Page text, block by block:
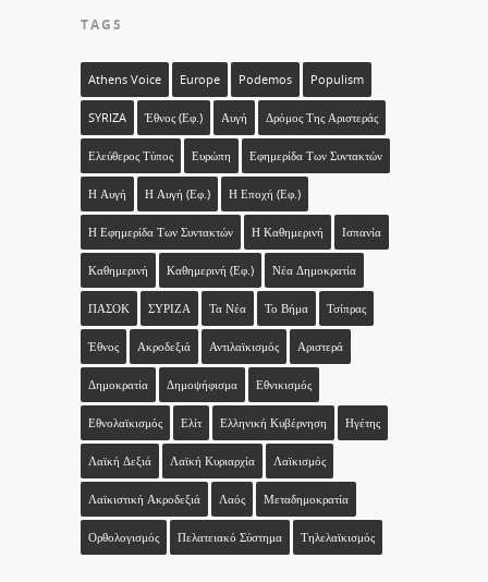
TAGS
Athens Voice Europe Podemos Populism
SYRIZA Έθνος (εφ.) Αυγή Δρόμος Της Αριστεράς
Ελεύθερος Τύπος Ευρώπη Εφημερίδα Των Συντακτών
Η Αυγή Η Αυγή (εφ.) Η Εποχή (εφ.)
Η Εφημερίδα Των Συντακτών Η Καθημερινή Ισπανία
Καθημερινή Καθημερινή (εφ.) Νέα Δημοκρατία
ΠΑΣΟΚ ΣΥΡΙΖΑ Τα Νέα Το Βήμα Τσίπρας
Έθνος Ακροδεξιά Αντιλαϊκισμός Αριστερά
Δημοκρατία Δημοψήφισμα Εθνικισμός
Εθνολαϊκισμός Ελίτ Ελληνική Κυβέρνηση Ηγέτης
Λαϊκή Δεξιά Λαϊκή Κυριαρχία Λαϊκισμός
Λαϊκιστική Ακροδεξιά Λαός Μεταδημοκρατία
Ορθολογισμός Πελατειακό Σύστημα Τηλελαϊκισμός